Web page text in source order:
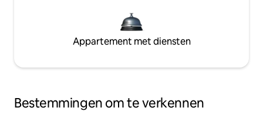
Appartement met diensten
Bestemmingen om te verkennen